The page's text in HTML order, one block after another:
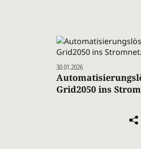
30.01.2026
Grid2050 ins